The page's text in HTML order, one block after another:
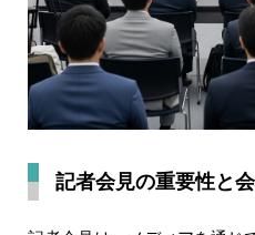
記者会見の重要性と